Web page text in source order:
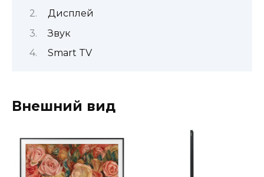
Дисплей
Звук
Smart TV
Внешний вид